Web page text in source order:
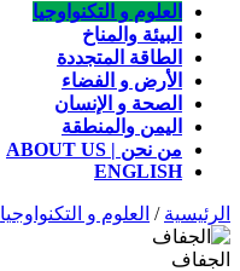
العلوم و التكنواوجيا
البيئة والمناخ
الطاقة المتجددة
الأرض و الفضاء
الصحة و الإنسان
اليمن والمنطقة
من نحن | ABOUT US
ENGLISH
الرئيسية / العلوم و التكنواوجيا
الجفاف